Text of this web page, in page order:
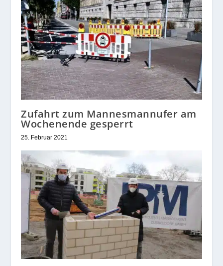
Zufahrt zum Mannesmannufer am
Wochenende gesperrt
25. Februar 2021